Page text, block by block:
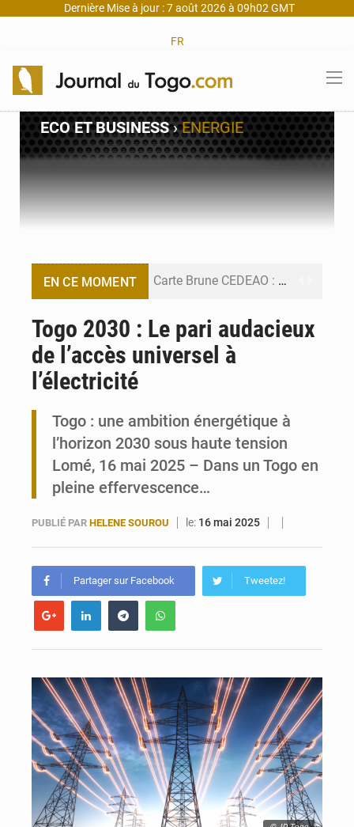
Dernière Mise à jour : 7 août 2026 à 09h02 GMT
FR
ECO ET BUSINESS›ENERGIE
EN CE MOMENT Carte Brune CEDEAO : Lomé mise sur la digitalisation des sinistres
Syrie : Explosion mortelle sur un minibus à Jaramana (Damas)
Maurice : Démission de la ministre Véronique Leu-Govind
Togo 2030 : Le pari audacieux
de l’accès universel à
l’électricité
Togo : une ambition énergétique à
l’horizon 2030 sous haute tension
Lomé, 16 mai 2025 – Dans un Togo en
pleine effervescence…
PUBLIÉ PAR HELENE SOUROU le: 16 mai 2025
Partager sur Facebook Tweetez!